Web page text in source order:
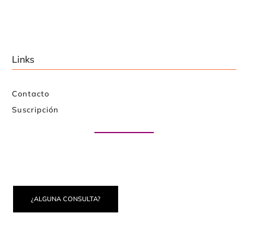
Links
Contacto
Suscripción
¿ALGUNA CONSULTA?